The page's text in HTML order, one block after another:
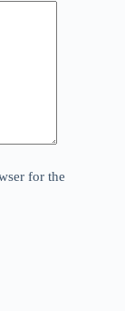
for the